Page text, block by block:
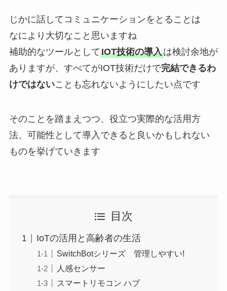
じかに話してコミュニケーションをとることは
なにより大切なこと思いますね
補助的なツールとしてIOT技術の導入は検討余地が
ありますが、すべてがIOT技術だけで完結できるわ
けではないことも忘れないようにしたい点です
そのことを踏まえつつ、役立つ実際的な活用方
法、可能性として導入できると良いかもしれない
ものを挙げていきます
目次
IoTの活用と高齢者の生活
SwitchBotシリーズ 管理しやすい!
人感センサー
スマートリモコン ハブ